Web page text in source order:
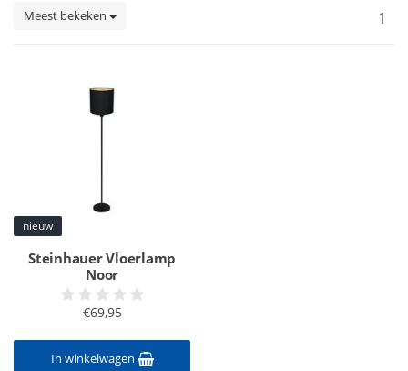
Meest bekeken 1
nieuw
Steinhauer Vloerlamp
Noor
€69,95
In winkelwagen